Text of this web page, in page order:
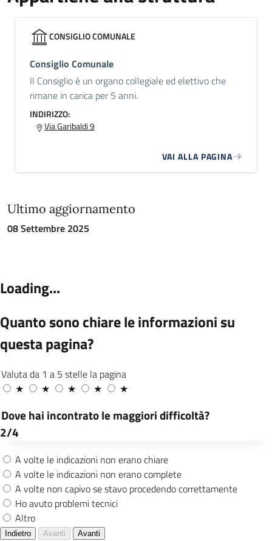
CONSIGLIO COMUNALE
Consiglio Comunale
Il Consiglio è un organo collegiale ed elettivo che
rimane in carica per 5 anni.
INDIRIZZO:
Via Garibaldi 9
VAI ALLA PAGINA
Ultimo aggiornamento
08 Settembre 2025